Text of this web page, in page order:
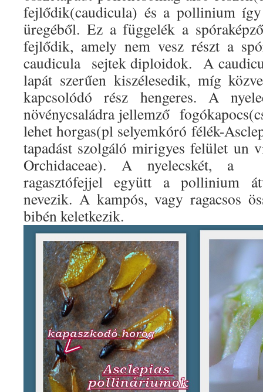
fejlődik(caudicula) és a pollinium
üregéből. Ez a függelék a
fejlődik, amely nem vesz részt a
caudicula sejtek diploidok. A
lapát szerűen kiszélesedik, míg
kapcsolódó rész hengeres. A
növénycsaládra jellemző
lehet horgas(pl selyemkóró félék-
tapadást szolgáló mirigyes felület un
Orchidaceae). A nyelecskét, a
ragasztófejjel együtt a pollinium
nevezik. A kampós, vagy ragacsos
bibén keletkezik.